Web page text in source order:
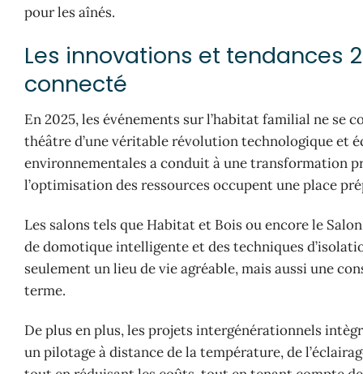
pour les aînés.
Les innovations et tendances
connecté
En 2025, les événements sur l’habitat familial ne
théâtre d’une véritable révolution technologique et
environnementales a conduit à une transformation
l’optimisation des ressources occupent une place
Les salons tels que Habitat et Bois ou encore le
de domotique intelligente et des techniques
seulement un lieu de vie agréable, mais aussi une
terme.
De plus en plus, les projets intergénérationnels
un pilotage à distance de la température, de